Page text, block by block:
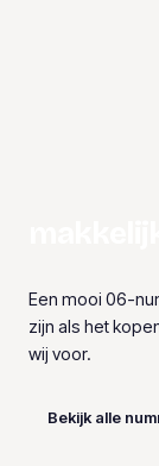
Een mooi 06-
zijn als het
wij voor.
Bekijk alle